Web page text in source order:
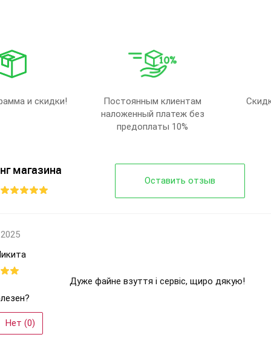
Cross
Підкова
40-48и скидки!
Постоянным клиентам
наложенный платеж без
предоплаты 10%
магазина
Оставить отзыв
Нет (0)
Дуже файне взуття і сервіс, щиро дякую!